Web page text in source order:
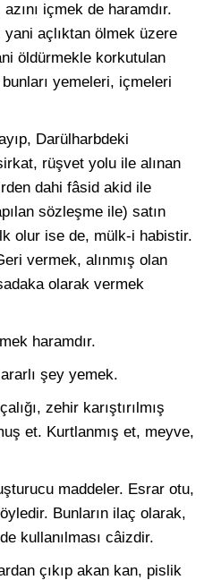
içmek de haramdır.
açlıktan ölmek üzere
öldürmekle korkutulan
yemeleri, içmeleri
Darülharbdeki
rüşvet yolu ile alınan
dahi fâsid akid ile
sözleşme ile) satın
olur ise de, mülk-i habistir.
vermek, alınmış olan
olarak vermek
haramdır.
şey yemek.
zehir karıştırılmış
et. Kurtlanmış et, meyve,
maddeler. Esrar otu,
Bunların ilaç olarak,
kullanılması câizdir.
çıkıp akan kan, pislik